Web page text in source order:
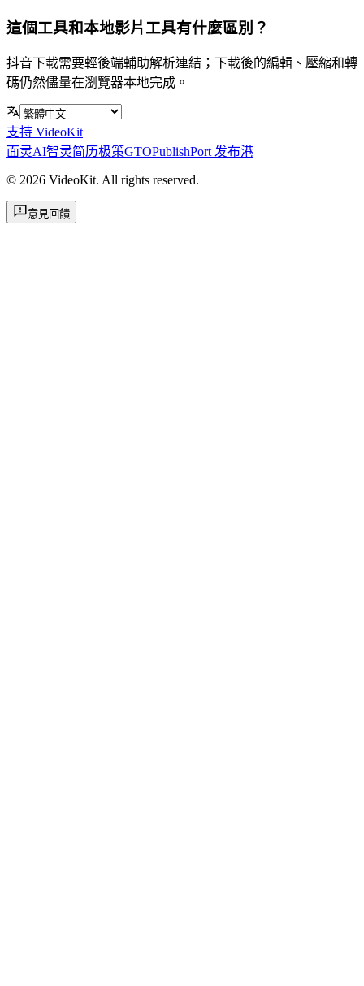
這個工具和本地影片工具有什麼區別？
抖音下載需要輕後端輔助解析連結；下載後的編輯、壓縮和轉
碼仍然儘量在瀏覽器本地完成。
支持 VideoKit
面灵AI智灵简历极策GTOPublishPort 发布港
© 2026 VideoKit. All rights reserved.
意見回饋